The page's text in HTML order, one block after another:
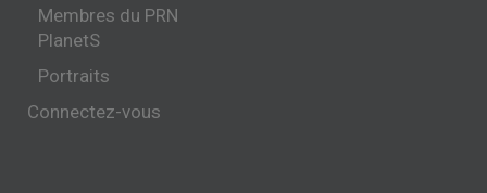
Membres du PRN
PlanetS
Portraits
Connectez-vous